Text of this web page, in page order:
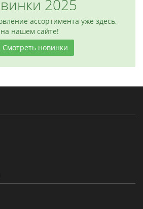
2025
ассортимента уже здесь,
на нашем сайте!
Смотреть новинки